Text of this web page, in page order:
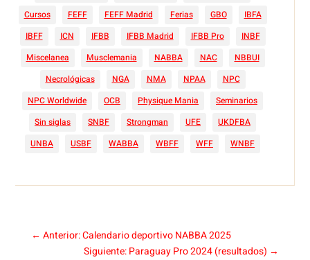
Cursos
FEFF FEFF Madrid Ferias GBO
IBFA
IBFF
ICN IFBB IFBB Madrid IFBB Pro
INBF
Miscelanea
Musclemania NABBA NAC
NBBUI
Necrológicas
NGA NMA NPAA
NPC
NPC Worldwide
OCB Physique Mania
Seminarios
Sin siglas
SNBF Strongman UFE
UKDFBA
UNBA
USBF WABBA WBFF WFF WNBF
← Anterior: Calendario deportivo NABBA 2025
Siguiente: Paraguay Pro 2024 (resultados) →